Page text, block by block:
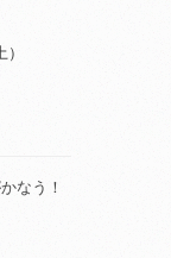
なう！